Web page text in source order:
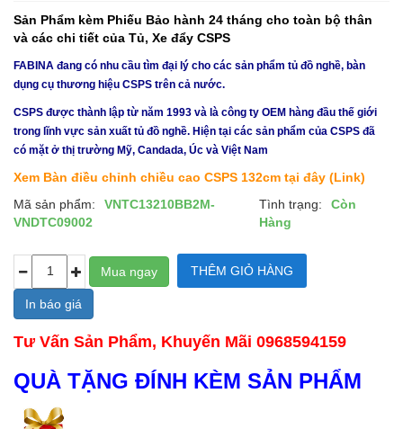
Sản Phẩm kèm Phiếu Bảo hành 24 tháng cho toàn bộ thân
và các chi tiết của Tủ, Xe đẩy CSPS
FABINA đang có nhu cầu tìm đại lý cho các sản phẩm tủ đồ nghề, bàn
dụng cụ thương hiệu CSPS trên cả nước.
CSPS được thành lập từ năm 1993 và là công ty OEM hàng đầu thế giới
trong lĩnh vực sản xuất tủ đồ nghề. Hiện tại các sản phẩm của CSPS đã
có mặt ở thị trường Mỹ, Candada, Úc và Việt Nam
Xem Bàn điều chỉnh chiều cao CSPS 132cm tại đây (Link)
Mã sản phẩm:
VNTC13210BB2M-
VNDTC09002
Tình trạng:
Còn
Hàng
In báo giá
Tư Vấn Sản Phẩm, Khuyến Mãi 0968594159
QUÀ TẶNG ĐÍNH KÈM SẢN PHẨM